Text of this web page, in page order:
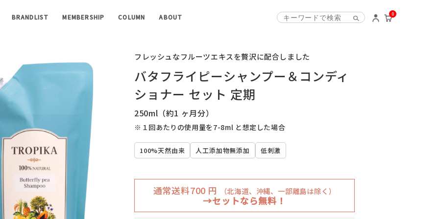
BRANDLIST MEMBERSHIP COLUMN ABOUT 0
フレッシュなフルーツエキスを贅沢に配合しました
バタフライピーシャンプー＆コンディ
ショナー セット 定期
250ml（約1 ヶ月分）
※１回あたりの使用量を7-8ml と想定した場合
100%天然由来 人工添加物無添加 低刺激
通常送料700 円 （北海道、沖縄、一部離島は除く）
→セットなら無料！